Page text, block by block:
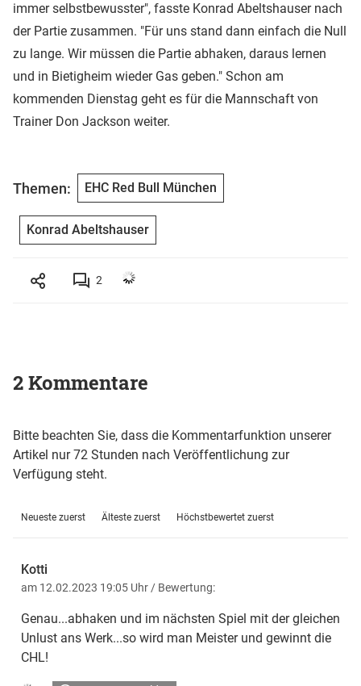
immer selbstbewusster", fasste Konrad Abeltshauser nach
der Partie zusammen. "Für uns stand dann einfach die Null
zu lange. Wir müssen die Partie abhaken, daraus lernen
und in Bietigheim wieder Gas geben." Schon am
kommenden Dienstag geht es für die Mannschaft von
Trainer Don Jackson weiter.
Themen: EHC Red Bull München
Konrad Abeltshauser
2
2 Kommentare
Bitte beachten Sie, dass die Kommentarfunktion unserer
Artikel nur 72 Stunden nach Veröffentlichung zur
Verfügung steht.
Neueste zuerst Älteste zuerst Höchstbewertet zuerst
Kotti
am 12.02.2023 19:05 Uhr / Bewertung:
Genau...abhaken und im nächsten Spiel mit der gleichen
Unlust ans Werk...so wird man Meister und gewinnt die
CHL!